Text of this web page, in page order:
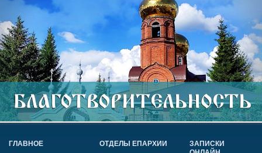
ГЛАВНОЕ ОТДЕЛЫ ЕПАРХИИ
ЗАПИСКИ